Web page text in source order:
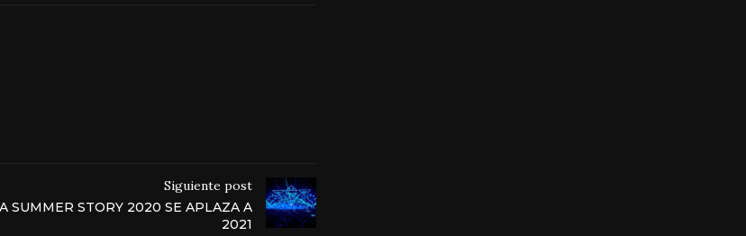
Siguiente post
A SUMMER STORY 2020 SE APLAZA A
2021